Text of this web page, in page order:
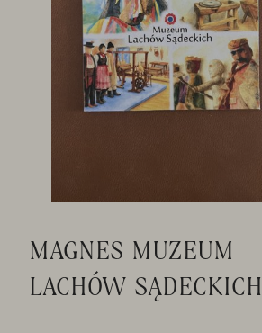
MAGNES MUZEUM
LACHÓW SĄDECKICH